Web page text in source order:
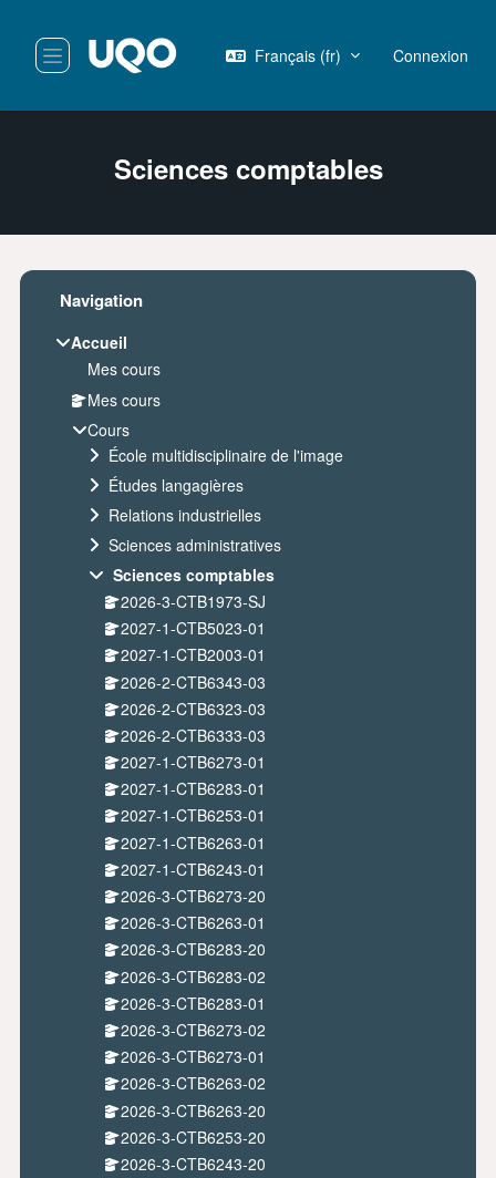
Panneau latéral
Français ‎(fr)‎ Connexion
Sciences comptables
Blocs
Passer Navigation
Navigation
Accueil
Mes cours
Mes cours
Cours
École multidisciplinaire de l'image
Études langagières
Relations industrielles
Sciences administratives
Sciences comptables
2026-3-CTB1973-SJ
2027-1-CTB5023-01
2027-1-CTB2003-01
2026-2-CTB6343-03
2026-2-CTB6323-03
2026-2-CTB6333-03
2027-1-CTB6273-01
2027-1-CTB6283-01
2027-1-CTB6253-01
2027-1-CTB6263-01
2027-1-CTB6243-01
2026-3-CTB6273-20
2026-3-CTB6263-01
2026-3-CTB6283-20
2026-3-CTB6283-02
2026-3-CTB6283-01
2026-3-CTB6273-02
2026-3-CTB6273-01
2026-3-CTB6263-02
2026-3-CTB6263-20
2026-3-CTB6253-20
2026-3-CTB6243-20